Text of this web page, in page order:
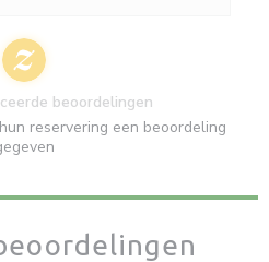
beoordelingen
reservering een beoordeling